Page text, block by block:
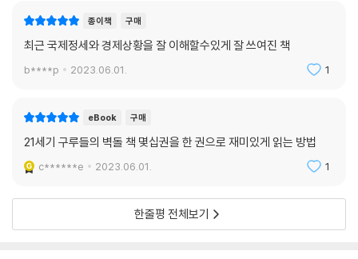
위기는 기정사실화되었다. 그렇다고 망연자실 바라볼 수만은 없다. 역사는
반복된다고 무작정 낙관할 수만도 없다. 위기는 진화하고 있다. 세계화는
모든 현상을 연결해 힘의 균형을 무너뜨리고 금융, 경제, 정치의 실패마저
공유한다. 반도체 사태를 겪은 바이든이 해외로 나간 제조업을 다시 미국
한 것도 같은 맥락이다. 그런데 과연 이것이 답일까? 일시적인 자구책은 아
닐까? 또한 한때 미국을 위협하며 반도체 강국으로 부상했던 일본이 어떻
게 끝장났는지도 책에 자세히 나와 있다.
적으로 지배당할 것’이라는 두려움이 가득했다. 우울한 미래가 일본과 결
부되는 것이 이상한 일은 아니었던 셈이다. 이 기분 나쁜 불안감 앞에서 미
종이책 구매
최근 국제정세와 경제상황을 잘 이해할수있게 잘 쓰여진 책
b****p 2023.06.01. 1
eBook 구매
21세기 구루들의 벽돌 책 몇십권을 한 권으로 재미있게 읽는 방법
c******e 2023.06.01. 1
한줄평 전체보기